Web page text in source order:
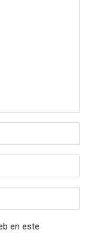
en este